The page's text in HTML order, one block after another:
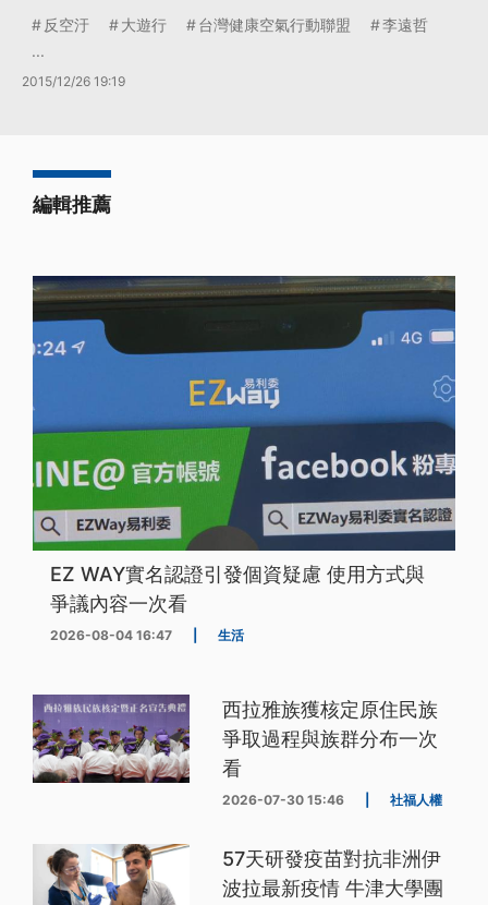
反空汙 大遊行 台灣健康空氣行動聯盟
李遠哲
...
2015/12/26 19:19
編輯推薦
EZ WAY實名認證引發個資疑慮 使用方式與
爭議內容一次看
2026-08-04 16:47 生活
西拉雅族獲核定原住民族
爭取過程與族群分布一次
看
2026-07-30 15:46 社福人權
57天研發疫苗對抗非洲伊
波拉最新疫情 牛津大學團